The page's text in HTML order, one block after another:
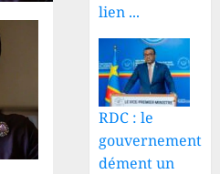
lien ...
RDC : le
gouvernement
dément un